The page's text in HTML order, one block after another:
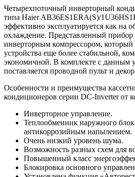
Четырехпоточный инверторный
типа Haier AB36ES1ERA(S)/
эффективно эксплуатируется как на
охлаждение. Представленный прибор
инверторным компрессором, который
устройства еще более стабильной,
экономичной. В комплекте с данным
поставляется проводной пульт и
Особенности и преимущества
кондиционеров серии DC-Inverter от
Инверторное управление.
Теплообменник наружного
антикоррозийным напылением.
Очень низкий уровень шума.
Возможность разных схем для
Повышенный класс
Блокировка основного